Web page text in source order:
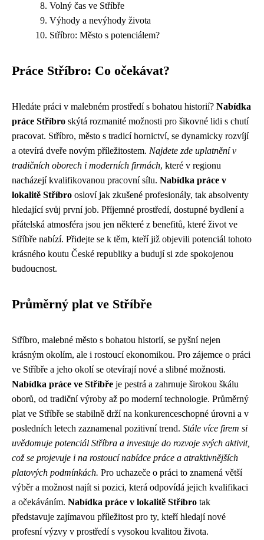
Volný čas ve Stříbře
Výhody a nevýhody života
Stříbro: Město s potenciálem?
Práce Stříbro: Co očekávat?
Hledáte práci v malebném prostředí s bohatou historií? Nabídka
práce Stříbro skýtá rozmanité možnosti pro šikovné lidi s chutí
pracovat. Stříbro, město s tradicí hornictví, se dynamicky rozvíjí
a otevírá dveře novým příležitostem. Najdete zde uplatnění v
tradičních oborech i moderních firmách, které v regionu
nacházejí kvalifikovanou pracovní sílu. Nabídka práce v
lokalitě Stříbro osloví jak zkušené profesionály, tak absolventy
hledající svůj první job. Příjemné prostředí, dostupné bydlení a
přátelská atmosféra jsou jen některé z benefitů, které život ve
Stříbře nabízí. Přidejte se k těm, kteří již objevili potenciál tohoto
krásného koutu České republiky a budují si zde spokojenou
budoucnost.
Průměrný plat ve Stříbře
Stříbro, malebné město s bohatou historií, se pyšní nejen
krásným okolím, ale i rostoucí ekonomikou. Pro zájemce o práci
ve Stříbře a jeho okolí se otevírají nové a slibné možnosti.
Nabídka práce ve Stříbře je pestrá a zahrnuje širokou škálu
oborů, od tradiční výroby až po moderní technologie. Průměrný
plat ve Stříbře se stabilně drží na konkurenceschopné úrovni a v
posledních letech zaznamenal pozitivní trend. Stále více firem si
uvědomuje potenciál Stříbra a investuje do rozvoje svých aktivit,
což se projevuje i na rostoucí nabídce práce a atraktivnějších
platových podmínkách. Pro uchazeče o práci to znamená větší
výběr a možnost najít si pozici, která odpovídá jejich kvalifikaci
a očekáváním. Nabídka práce v lokalitě Stříbro tak
představuje zajímavou příležitost pro ty, kteří hledají nové
profesní výzvy v prostředí s vysokou kvalitou života.